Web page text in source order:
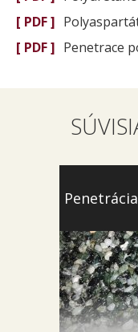
[ PDF ]
[ PDF ] Penetrace